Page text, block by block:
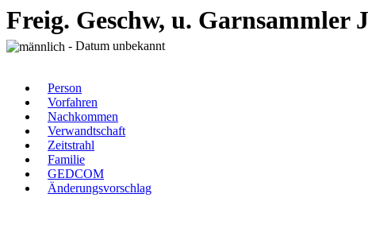
Freig. Geschw, u. Garnsammler
- Datum unbekannt
Person
Vorfahren
Nachkommen
Verwandtschaft
Zeitstrahl
Familie
GEDCOM
Änderungsvorschlag